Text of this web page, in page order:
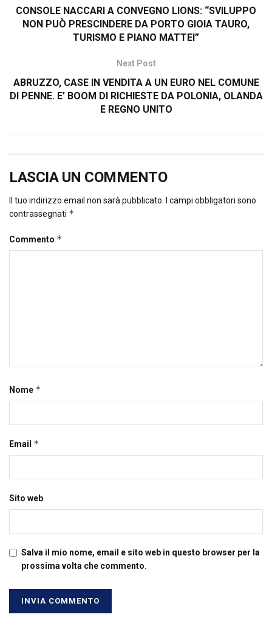
CONSOLE NACCARI A CONVEGNO LIONS: “SVILUPPO
NON PUÒ PRESCINDERE DA PORTO GIOIA TAURO,
TURISMO E PIANO MATTEI”
Next Post
ABRUZZO, CASE IN VENDITA A UN EURO NEL COMUNE
DI PENNE. E’ BOOM DI RICHIESTE DA POLONIA, OLANDA
E REGNO UNITO
LASCIA UN COMMENTO
Il tuo indirizzo email non sarà pubblicato.
I campi obbligatori sono
contrassegnati *
Commento *
Nome *
Email *
Sito web
Salva il mio nome, email e sito web in questo browser per la
prossima volta che commento.